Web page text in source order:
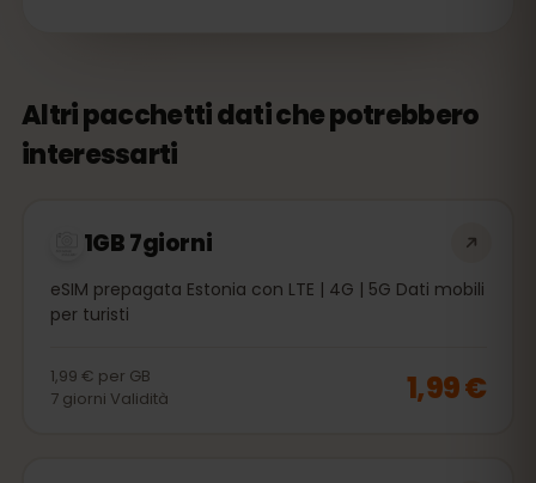
Altri pacchetti dati che potrebbero
interessarti
1GB 7giorni
eSIM prepagata Estonia con LTE | 4G | 5G Dati mobili
per turisti
1,99 € per GB
7 giorni Validità 1,99 €